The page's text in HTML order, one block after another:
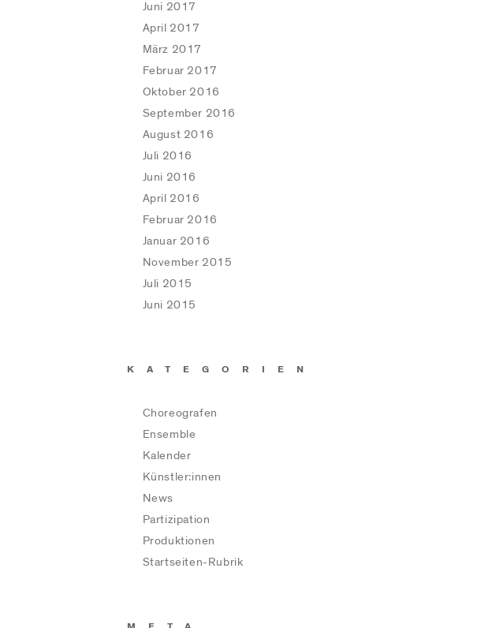
Juni 2017
April 2017
März 2017
Februar 2017
Oktober 2016
September 2016
August 2016
Juli 2016
Juni 2016
April 2016
Februar 2016
Januar 2016
November 2015
Juli 2015
Juni 2015
KATEGORIEN
Choreografen
Ensemble
Kalender
Künstler:innen
News
Partizipation
Produktionen
Startseiten-Rubrik
META